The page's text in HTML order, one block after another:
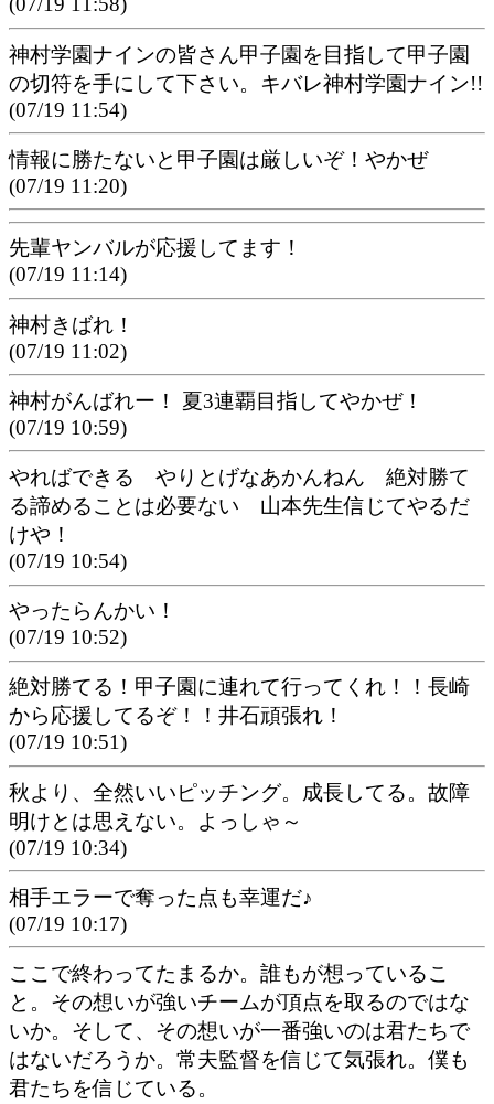
神村学園ナインの皆さん甲子園を目指して甲子園
の切符を手にして下さい。キバレ神村学園ナイン!!
(07/19 11:54)
情報に勝たないと甲子園は厳しいぞ！やかぜ
(07/19 11:20)
先輩ヤンバルが応援してます！
(07/19 11:14)
神村きばれ！
(07/19 11:02)
神村がんばれー！ 夏3連覇目指してやかぜ！
(07/19 10:59)
やればできる やりとげなあかんねん 絶対勝て
る諦めることは必要ない 山本先生信じてやるだ
けや！
(07/19 10:54)
やったらんかい！
(07/19 10:52)
絶対勝てる！甲子園に連れて行ってくれ！！長崎
から応援してるぞ！！井石頑張れ！
(07/19 10:51)
秋より、全然いいピッチング。成長してる。故障
明けとは思えない。よっしゃ～
(07/19 10:34)
相手エラーで奪った点も幸運だ♪
(07/19 10:17)
ここで終わってたまるか。誰もが想っているこ
と。その想いが強いチームが頂点を取るのではな
いか。そして、その想いが一番強いのは君たちで
はないだろうか。常夫監督を信じて気張れ。僕も
君たちを信じている。